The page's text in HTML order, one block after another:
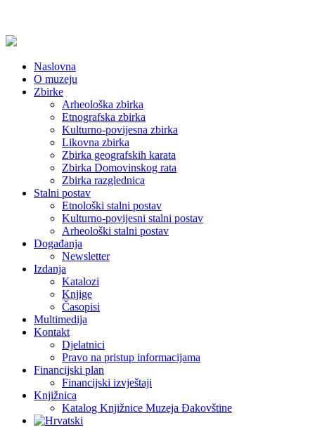
Naslovna
O muzeju
Zbirke
Arheološka zbirka
Etnografska zbirka
Kulturno-povijesna zbirka
Likovna zbirka
Zbirka geografskih karata
Zbirka Domovinskog rata
Zbirka razglednica
Stalni postav
Etnološki stalni postav
Kulturno-povijesni stalni postav
Arheološki stalni postav
Događanja
Newsletter
Izdanja
Katalozi
Knjige
Časopisi
Multimedija
Kontakt
Djelatnici
Pravo na pristup informacijama
Financijski plan
Financijski izvještaji
Knjižnica
Katalog Knjižnice Muzeja Đakovštine